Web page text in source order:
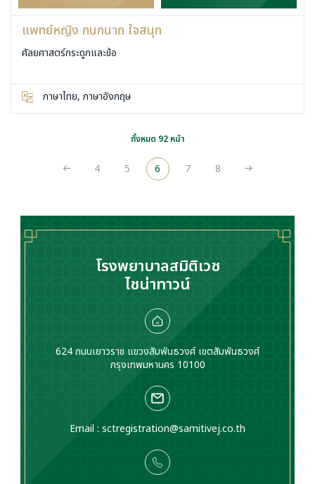
แพทย์หญิง กนกนาถ ใจสนุก
ศัลยศาสตร์กระดูกและข้อ
ภาษาไทย, ภาษาอังกฤษ
ทั้งหมด 92 หน้า
4 5 6 7 8
โรงพยาบาลสมิติเวช
ไชน่าทาวน์
624 ถนนเยาวราช แขวงสัมพันธวงศ์ เขตสัมพันธวงศ์
กรุงเทพมหานคร 10100
Email : sctregistration@samitivej.co.th